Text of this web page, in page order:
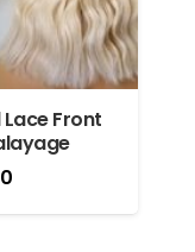
Front
El
precio